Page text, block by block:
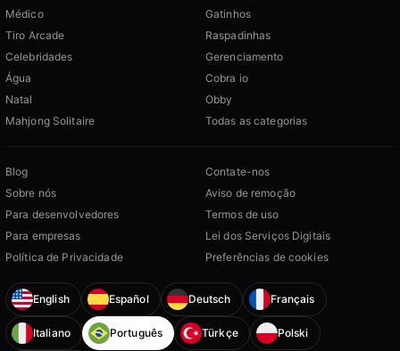
Médico
Tiro Arcade
Celebridades
Água
Natal
Mahjong Solitaire
Gatinhos
Raspadinhas
Gerenciamento
Cobra io
Obby
Todas as categorias
Blog
Sobre nós
Para desenvolvedores
Para empresas
Política de Privacidade
Contate-nos
Aviso de remoção
Termos de uso
Lei dos Serviços Digitais
Preferências de cookies
English Español Deutsch Français
Italiano Português Türkçe Polski